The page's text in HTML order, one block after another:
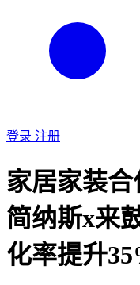
登录 注册
家居家装合
简纳斯x来
化率提升